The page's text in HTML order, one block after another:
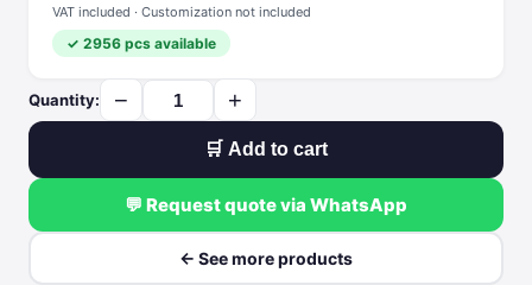
VAT included · Customization not included
✓ 2956 pcs available
Quantity: − +
🛒 Add to cart
💬 Request quote via WhatsApp
← See more products